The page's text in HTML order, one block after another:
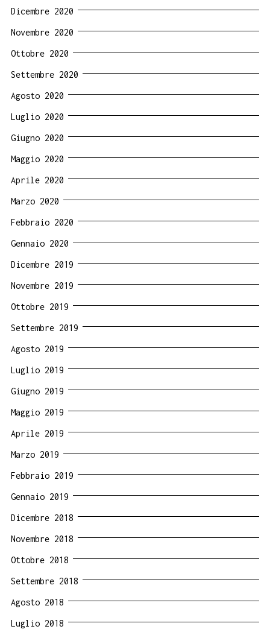
Dicembre 2020
Novembre 2020
Ottobre 2020
Settembre 2020
Agosto 2020
Luglio 2020
Giugno 2020
Maggio 2020
Aprile 2020
Marzo 2020
Febbraio 2020
Gennaio 2020
Dicembre 2019
Novembre 2019
Ottobre 2019
Settembre 2019
Agosto 2019
Luglio 2019
Giugno 2019
Maggio 2019
Aprile 2019
Marzo 2019
Febbraio 2019
Gennaio 2019
Dicembre 2018
Novembre 2018
Ottobre 2018
Settembre 2018
Agosto 2018
Luglio 2018